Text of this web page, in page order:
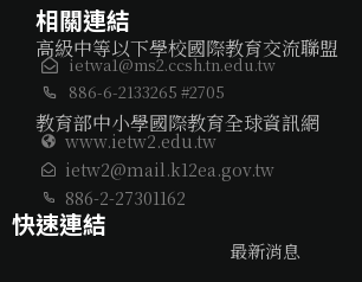
相關連結
高級中等以下學校國際教育交流聯盟
ietwa1@ms2.ccsh.tn.edu.tw
886-6-2133265 #2705
教育部中小學國際教育全球資訊網
www.ietw2.edu.tw
ietw2@mail.k12ea.gov.tw
886-2-27301162
快速連結
最新消息